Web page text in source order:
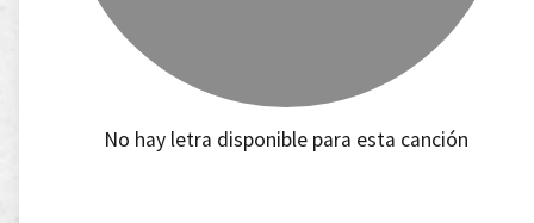
No hay letra disponible para esta canción